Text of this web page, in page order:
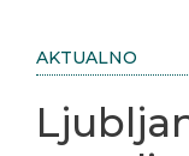
AKTUALNO